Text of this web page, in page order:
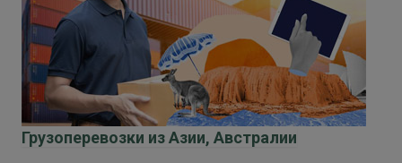
Грузоперевозки из Азии, Австралии